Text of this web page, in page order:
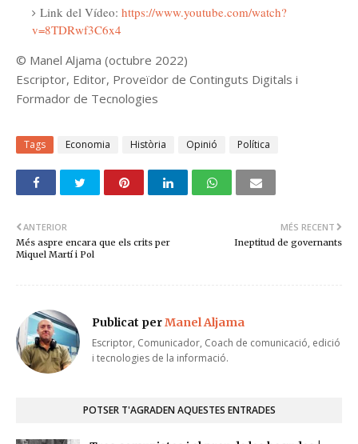
Link del Vídeo: https://www.youtube.com/watch?
v=8TDRwf3C6x4
© Manel Aljama (octubre 2022)
Escriptor, Editor, Proveïdor de Continguts Digitals i
Formador de Tecnologies
Tags Economia Història Opinió Política
MÉS RECENT
Ineptitud de governants
ANTERIOR
Més aspre encara que els crits per
Miquel Martí i Pol
Publicat perManel Aljama
Escriptor, Comunicador, Coach de comunicació, edició
i tecnologies de la informació.
POTSER T'AGRADEN AQUESTES ENTRADES